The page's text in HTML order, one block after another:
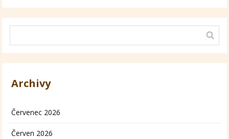
Archivy
Červenec 2026
Červen 2026